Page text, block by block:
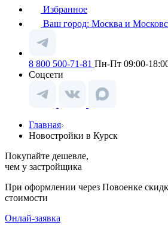
Избранное
Ваш город: Москва и
8 800 500-71-81 Пн-Пт 09:00-
Соцсети
Главная
Новостройки в Курск
Покупайте дешевле,
чем у застройщика
При оформлении через Повоенке
стоимости
Онлай-заявка